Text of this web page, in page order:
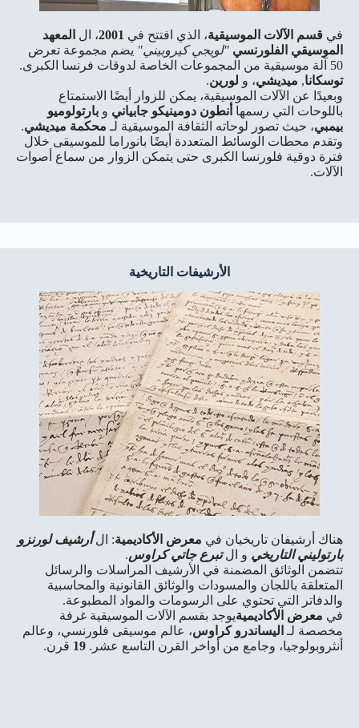
في قسم الآلات الموسيقية، الذي افتتح في 2001، ال المعهد
الموسيقي الفلورنسي "لويجي كيروبيني" يضم مجموعة تعرض
50 آلة موسيقية من المجموعات الخاصة لدوقات فرنسا الكبرى.
توسكانا, ميديشي، و لورين.
وبعيدًا عن الآلات الموسيقية، يمكن للزوار أيضًا الاستمتاع
باللوحات التي رسمها أنطون دومينيكو جابياني و بارتولوميو
بيمبي، حيث تصور لوحاته الثقافة الموسيقية لـ محكمة ميديشي.
وتقدم محطات الوسائط المتعددة أيضًا بانوراما للموسيقى خلال
فترة دوقية فلورنسا الكبرى حتى يتمكن الزوار من سماع أصوات
الآلات.
الأرشيفات التاريخية
هناك أرشيفان تاريخيان في معرض الأكاديمية: الأرشيف لورنزو
بارتوليني التاريخي و التبرع جاتي كراوس.
تتضمن الوثائق المضمنة في الأرشيف المراسلات والرسائل
المتعلقة باللجان والمسودات والوثائق القانونية والمحاسبية
والدفاتر التي تحتوي على الرسومات والمواد المطبوعة.
في معرض الأكاديميةيوجد بقسم الآلات الموسيقية غرفة
مخصصة لـ اليساندرو كراوس، عالم موسيقى فلورنسي، وعالم
أنثروبولوجيا، وجامع من أواخر القرن التاسع عشر. 19 قرن.